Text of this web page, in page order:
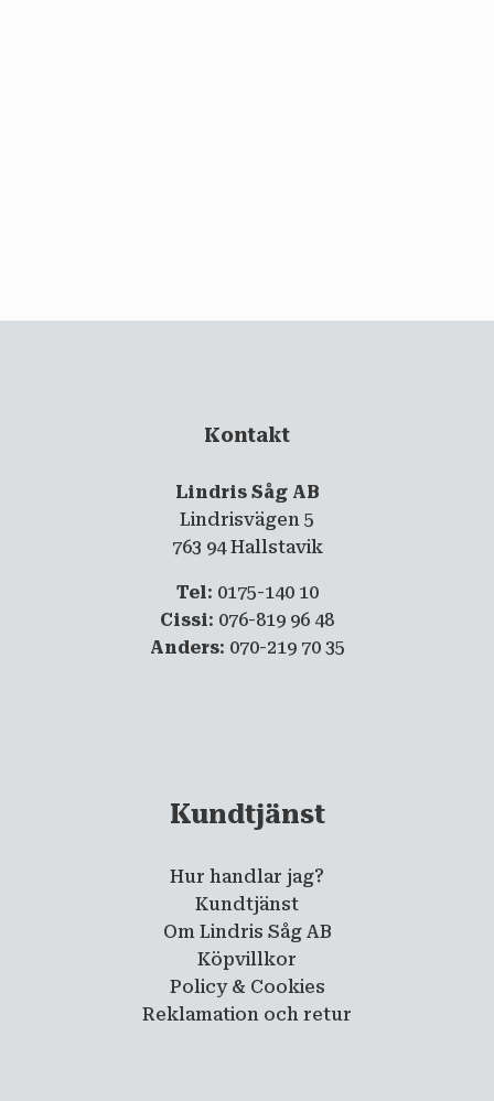
Kontakt
Lindris Såg AB
Lindrisvägen 5
763 94 Hallstavik
Tel: 0175-140 10
Cissi: 076-819 96 48
Anders: 070-219 70 35
Kundtjänst
Hur handlar jag?
Kundtjänst
Om Lindris Såg AB
Köpvillkor
Policy & Cookies
Reklamation och retur